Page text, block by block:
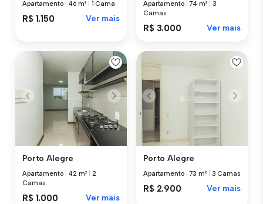
Apartamento 46 m² 1 Cama
R$ 1.150 Ver mais
Apartamento |74 m²
3
Camas
R$ 3.000 Ver mais
Porto Alegre
Apartamento 42 m²
2
Camas
R$ 1.000 Ver mais
Porto Alegre
Apartamento |73 m² 3 Camas
R$ 2.900 Ver mais